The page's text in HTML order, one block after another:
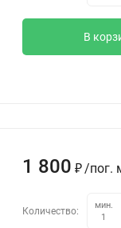
В
1 800 ₽ /пог.
Количество:
мин.
1